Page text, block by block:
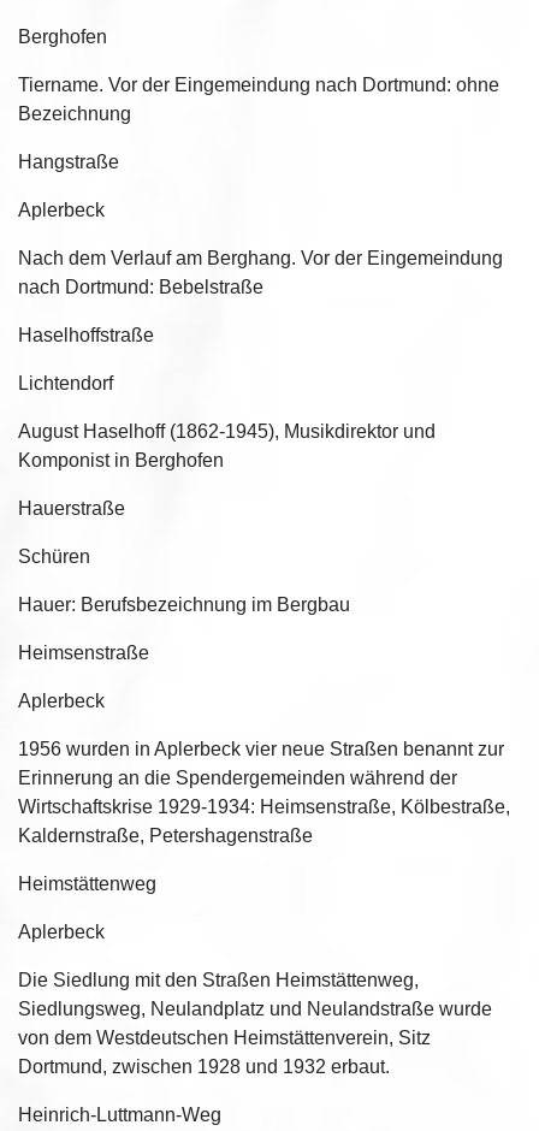
Berghofen
Tiername. Vor der Eingemeindung nach Dortmund: ohne
Bezeichnung
Hangstraße
Aplerbeck
Nach dem Verlauf am Berghang. Vor der Eingemeindung
nach Dortmund: Bebelstraße
Haselhoffstraße
Lichtendorf
August Haselhoff (1862-1945), Musikdirektor und
Komponist in Berghofen
Hauerstraße
Schüren
Hauer: Berufsbezeichnung im Bergbau
Heimsenstraße
Aplerbeck
1956 wurden in Aplerbeck vier neue Straßen benannt zur
Erinnerung an die Spendergemeinden während der
Wirtschaftskrise 1929-1934: Heimsenstraße, Kölbestraße,
Kaldernstraße, Petershagenstraße
Heimstättenweg
Aplerbeck
Die Siedlung mit den Straßen Heimstättenweg,
Siedlungsweg, Neulandplatz und Neulandstraße wurde
von dem Westdeutschen Heimstättenverein, Sitz
Dortmund, zwischen 1928 und 1932 erbaut.
Heinrich-Luttmann-Weg